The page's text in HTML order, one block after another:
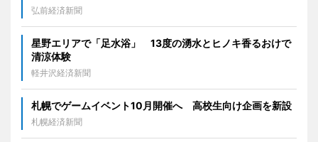
弘前経済新聞
星野エリアで「足水浴」 13度の湧水とヒノキ香るおけで
清涼体験
軽井沢経済新聞
札幌でゲームイベント10月開催へ 高校生向け企画を新設
札幌経済新聞